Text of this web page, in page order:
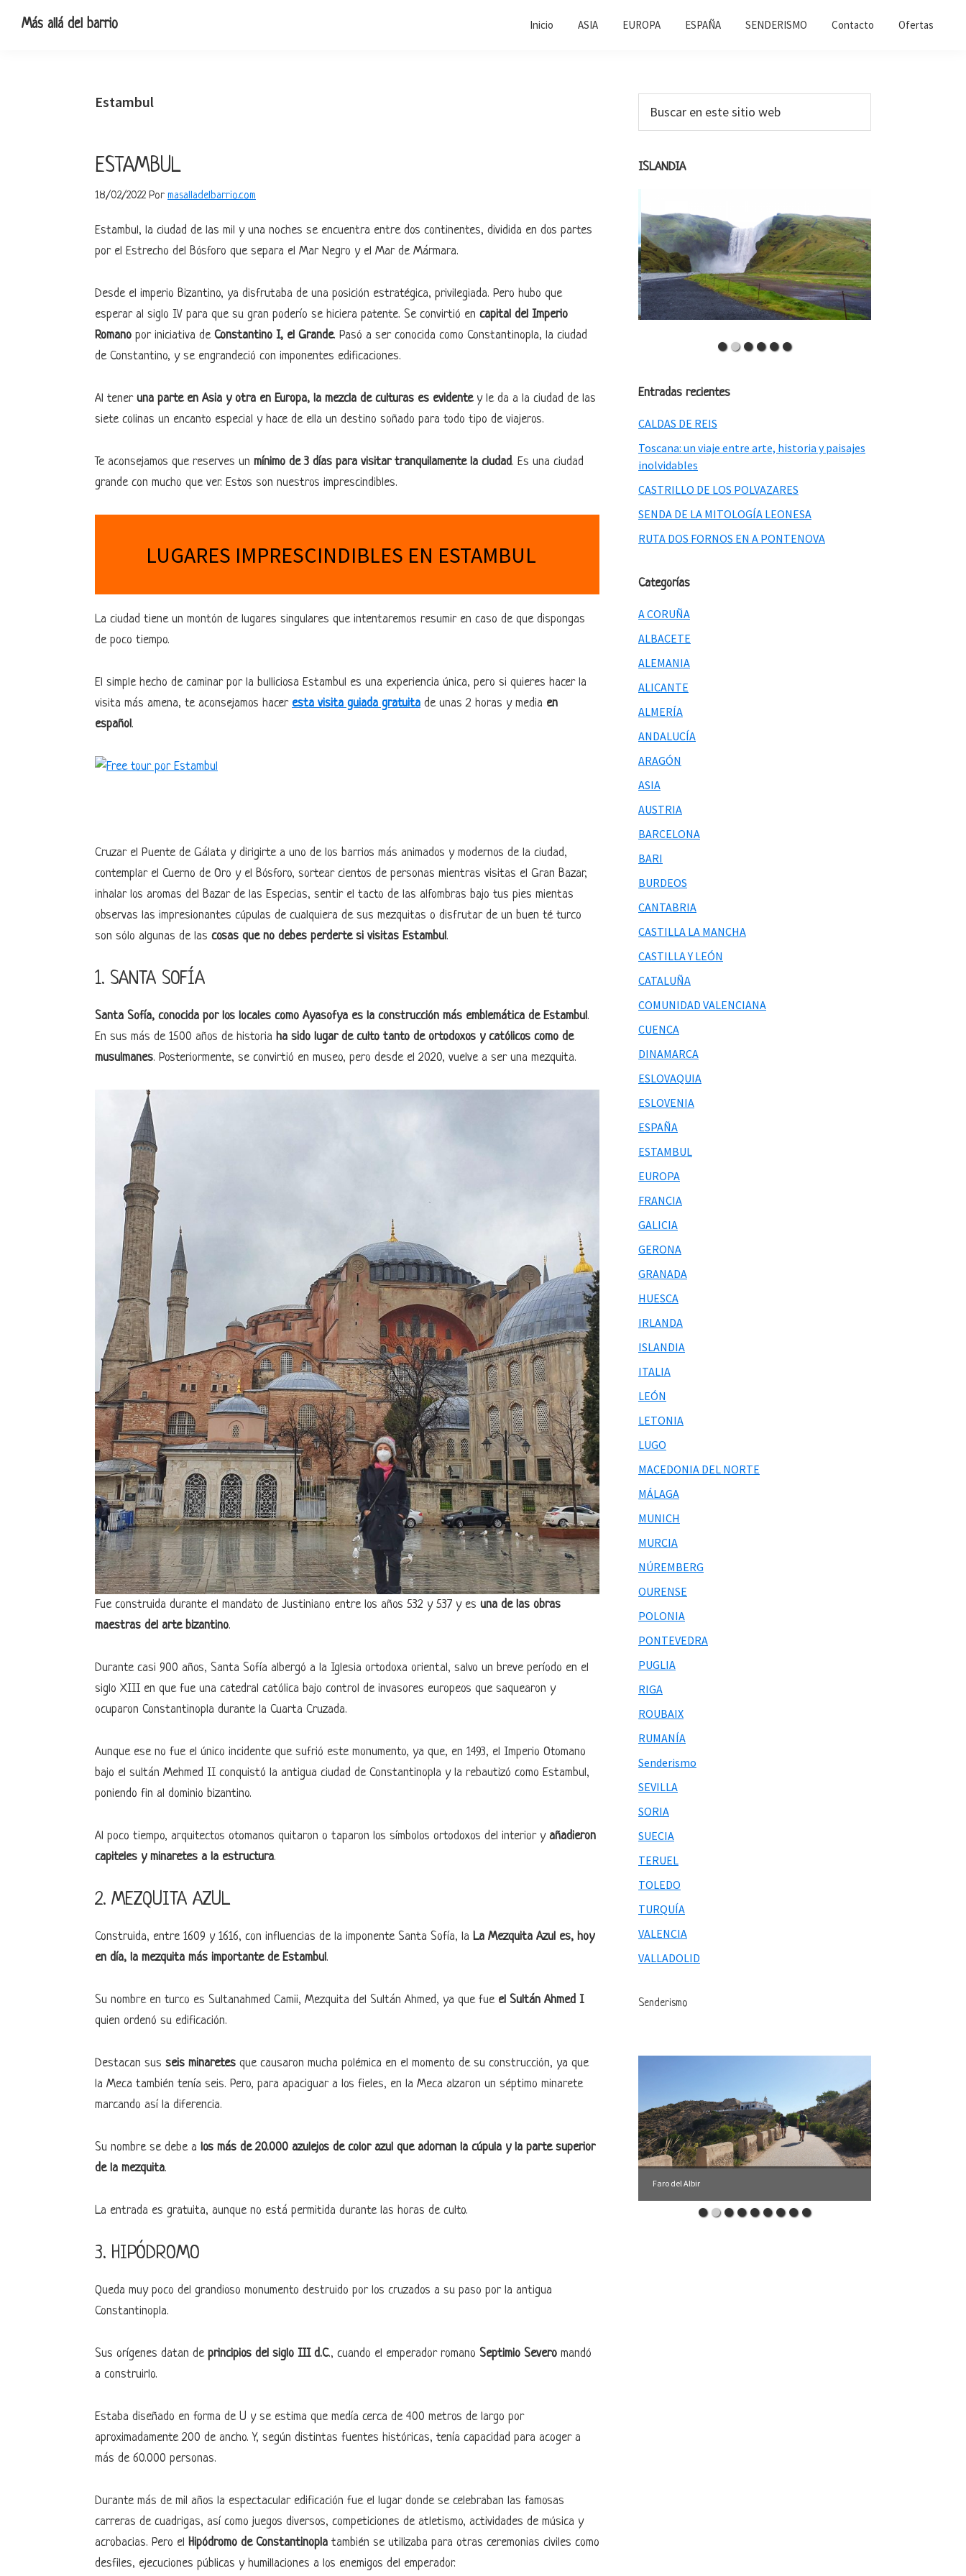
Más allá del barrio Inicio ASIA EUROPA ESPAÑA SENDERISMO Contacto Ofertas
Estambul
ESTAMBUL
18/02/2022 Por masalladelbarrio.com
Estambul, la ciudad de las mil y una noches se encuentra entre dos continentes, dividida en dos partes
por el Estrecho del Bósforo que separa el Mar Negro y el Mar de Mármara.
Desde el imperio Bizantino, ya disfrutaba de una posición estratégica, privilegiada. Pero hubo que
esperar al siglo IV para que su gran poderío se hiciera patente. Se convirtió en capital del Imperio
Romano por iniciativa de Constantino I, el Grande. Pasó a ser conocida como Constantinopla, la ciudad
de Constantino, y se engrandeció con imponentes edificaciones.
Al teneruna parte en Asia y otra en Europa, la mezcla de culturas es evidentey le da a la ciudad de las
siete colinas un encanto especial y hace de ella un destino soñado para todo tipo de viajeros.
Te aconsejamos que reserves un mínimo de 3 días para visitar tranquilamente la ciudad. Es una ciudad
grande con mucho que ver. Estos son nuestros imprescindibles.
LUGARES IMPRESCINDIBLES EN ESTAMBUL
La ciudad tiene un montón de lugares singulares que intentaremos resumir en caso de que dispongas
de poco tiempo.
El simple hecho de caminar por la bulliciosa Estambul es una experiencia única, pero si quieres hacer la
visita más amena, te aconsejamos hacer esta visita guiada gratuita de unas 2 horas y media en
español.
Cruzar el Puente de Gálata y dirigirte a uno de los barrios más animados y modernos de la ciudad,
contemplar el Cuerno de Oro y el Bósforo, sortear cientos de personas mientras visitas el Gran Bazar,
inhalar los aromas del Bazar de las Especias, sentir el tacto de las alfombras bajo tus pies mientas
observas las impresionantes cúpulas de cualquiera de sus mezquitas o disfrutar de un buen té turco
son sólo algunas de las cosas que no debes perderte si visitas Estambul.
1. SANTA SOFÍA
Santa Sofía, conocida por los locales como Ayasofya es la construcción más emblemática de Estambul.
En sus más de 1500 años de historia ha sido lugar de culto tanto de ortodoxos y católicos como de
musulmanes. Posteriormente, se convirtió en museo, pero desde el 2020, vuelve a ser una mezquita.
Fue construida durante el mandato de Justiniano entre los años 532 y 537 y es una de las obras
maestras del arte bizantino.
Durante casi 900 años, Santa Sofía albergó a la Iglesia ortodoxa oriental, salvo un breve período en el
siglo XIII en que fue una catedral católica bajo control de invasores europeos que saquearon y
ocuparon Constantinopla durante la Cuarta Cruzada.
Aunque ese no fue el único incidente que sufrió este monumento, ya que, en 1493, el Imperio Otomano
bajo el sultán Mehmed II conquistó la antigua ciudad de Constantinopla y la rebautizó como Estambul,
poniendo fin al dominio bizantino.
Al poco tiempo, arquitectos otomanos quitaron o taparon los símbolos ortodoxos del interior y añadieron
capiteles y minaretes a la estructura.
2. MEZQUITA AZUL
Construida, entre 1609 y 1616, con influencias de la imponente Santa Sofía, la La Mezquita Azul es, hoy
en día, la mezquita más importante de Estambul.
Su nombre en turco es Sultanahmed Camii, Mezquita del Sultán Ahmed, ya que fue el Sultán Ahmed I
quien ordenó su edificación.
Destacan sus seis minaretes que causaron mucha polémica en el momento de su construcción, ya que
la Meca también tenía seis. Pero, para apaciguar a los fieles, en la Meca alzaron un séptimo minarete
marcando así la diferencia.
Su nombre se debe a los más de 20.000 azulejos de color azul que adornan la cúpula y la parte superior
de la mezquita.
La entrada es gratuita, aunque no está permitida durante las horas de culto.
3. HIPÓDROMO
Queda muy poco del grandioso monumento destruido por los cruzados a su paso por la antigua
Constantinopla.
Sus orígenes datan de principios del siglo III d.C., cuando el emperador romano Septimio Severo mandó
a construirlo.
Estaba diseñado en forma de U y se estima que medía cerca de 400 metros de largo por
aproximadamente 200 de ancho. Y, según distintas fuentes históricas, tenía capacidad para acoger a
más de 60.000 personas.
Durante más de mil años la espectacular edificación fue el lugar donde se celebraban las famosas
carreras de cuadrigas, así como juegos diversos, competiciones de atletismo, actividades de música y
acrobacias. Pero el Hipódromo de Constantinopla también se utilizaba para otras ceremonias civiles como
desfiles, ejecuciones públicas y humillaciones a los enemigos del emperador.
Barra
lateral
web
ISLANDIA
Entradas recientes
CALDAS DE REIS
Toscana: un viaje entre arte, historia y paisajes
inolvidables
CASTRILLO DE LOS POLVAZARES
SENDA DE LA MITOLOGÍA LEONESA
RUTA DOS FORNOS EN A PONTENOVA
Categorías
A CORUÑA
ALBACETE
ALEMANIA
ALICANTE
ALMERÍA
ANDALUCÍA
ARAGÓN
ASIA
AUSTRIA
BARCELONA
BARI
BURDEOS
CANTABRIA
CASTILLA LA MANCHA
CASTILLA Y LEÓN
CATALUÑA
COMUNIDAD VALENCIANA
CUENCA
DINAMARCA
ESLOVAQUIA
ESLOVENIA
ESPAÑA
ESTAMBUL
EUROPA
FRANCIA
GALICIA
GERONA
GRANADA
HUESCA
IRLANDA
ISLANDIA
ITALIA
LEÓN
LETONIA
LUGO
MACEDONIA DEL NORTE
MÁLAGA
MUNICH
MURCIA
NÚREMBERG
OURENSE
POLONIA
PONTEVEDRA
PUGLIA
RIGA
ROUBAIX
RUMANÍA
Senderismo
SEVILLA
SORIA
SUECIA
TERUEL
TOLEDO
TURQUÍA
VALENCIA
VALLADOLID
Senderismo
Faro del Albir